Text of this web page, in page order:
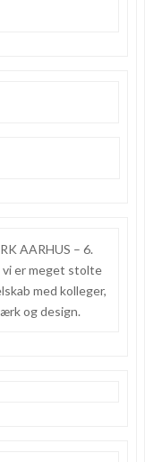
AARHUS – 6.
vi er meget stolte
med kolleger,
og design.